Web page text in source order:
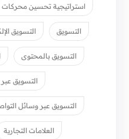
استراتيجية تحسين محركات
التسويق التسويق
التسويق بالمحتوى
التسويق
التسويق عبر وسائل
العلامات التجارية